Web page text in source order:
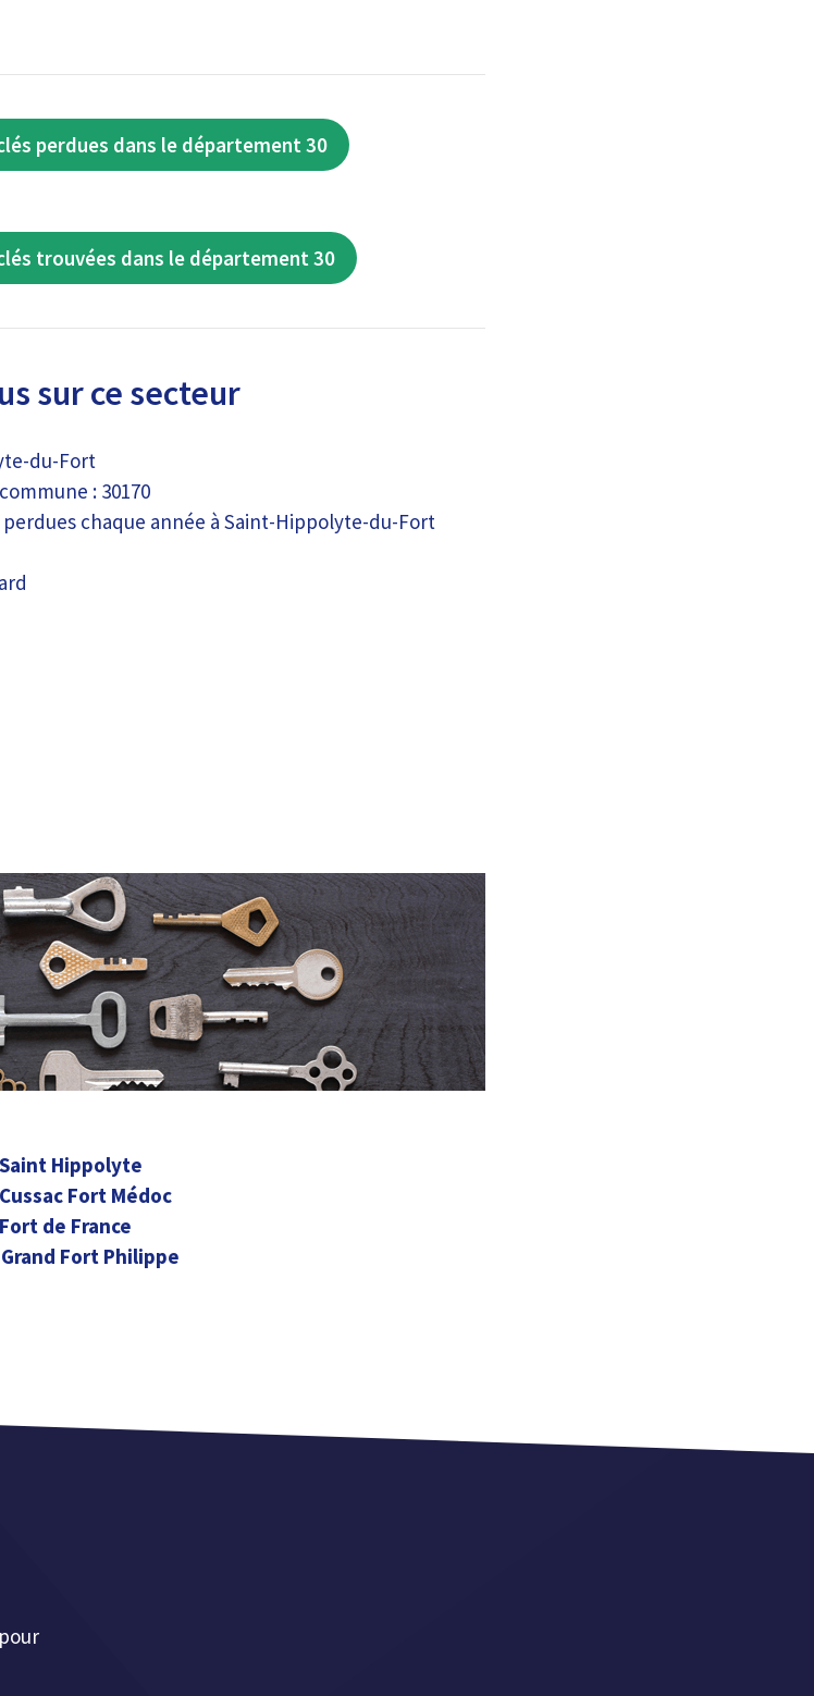
perdues dans le département 30
trouvées dans le département 30
sur ce secteur
du-Fort
: 30170
chaque année à Saint-Hippolyte-du-Fort
Hippolyte
Fort Médoc
de France
Fort Philippe